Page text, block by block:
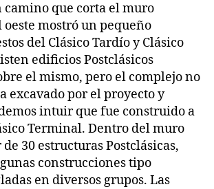
que corta el muro
mostró un pequeño
del Clásico Tardío y Clásico
edificios Postclásicos
el mismo, pero el complejo no
excavado por el proyecto y
intuir que fue construido a
Terminal. Dentro del muro
30 estructuras Postclásicas,
construcciones tipo
en diversos grupos. Las